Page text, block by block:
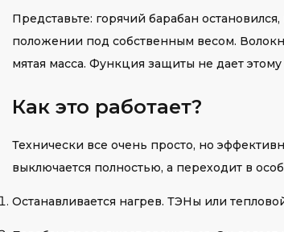
Представьте: горячий барабан
положении под собственным весом.
мятая масса. Функция защиты не дает
Как это работает?
Технически все очень просто, но
выключается полностью, а переходит в
Останавливается нагрев. ТЭНы или